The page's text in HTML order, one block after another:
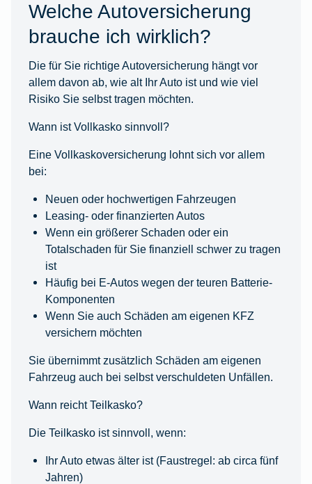
Welche Autoversicherung
brauche ich wirklich?
Die für Sie richtige Autoversicherung hängt vor
allem davon ab, wie alt Ihr Auto ist und wie viel
Risiko Sie selbst tragen möchten.
Wann ist Vollkasko sinnvoll?
Eine Vollkaskoversicherung lohnt sich vor allem
bei:
Neuen oder hochwertigen Fahrzeugen
Leasing- oder finanzierten Autos
Wenn ein größerer Schaden oder ein
Totalschaden für Sie finanziell schwer zu tragen
ist
Häufig bei E-Autos wegen der teuren Batterie-
Komponenten
Wenn Sie auch Schäden am eigenen KFZ
versichern möchten
Sie übernimmt zusätzlich Schäden am eigenen
Fahrzeug auch bei selbst verschuldeten Unfällen.
Wann reicht Teilkasko?
Die Teilkasko ist sinnvoll, wenn:
Ihr Auto etwas älter ist (Faustregel: ab circa fünf
Jahren)